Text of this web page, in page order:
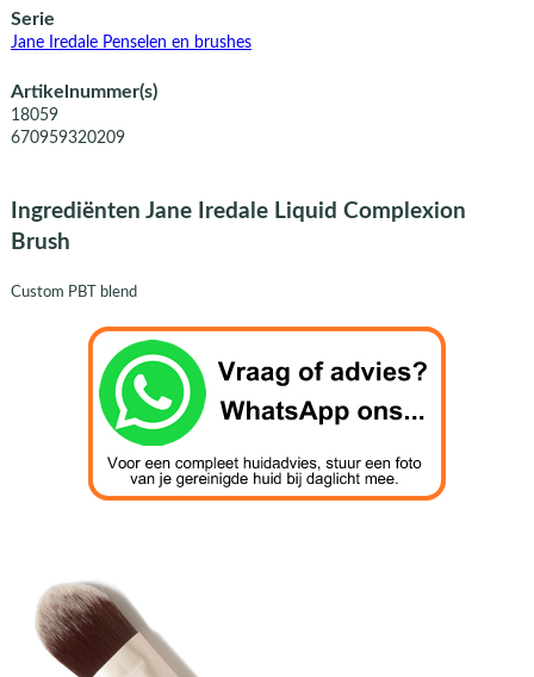
Serie
Jane Iredale Penselen en brushes
Artikelnummer(s)
18059
670959320209
Ingrediënten Jane Iredale Liquid Complexion
Brush
Custom PBT blend